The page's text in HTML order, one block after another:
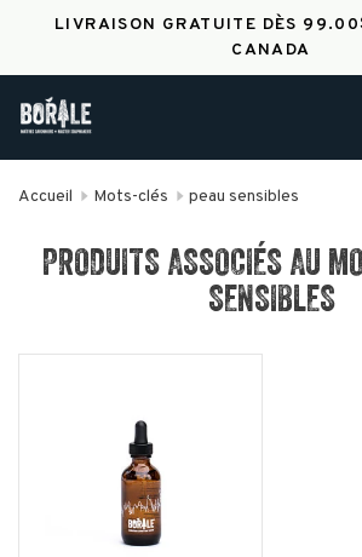
LIVRAISON GRATUITE DÈS
CANADA
Accueil Mots-clés peau sensibles
PRODUITS ASSOCIÉS AU
SENSIBLES